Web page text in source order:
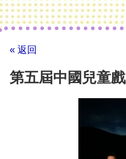
« 返回
第五屆中國兒童